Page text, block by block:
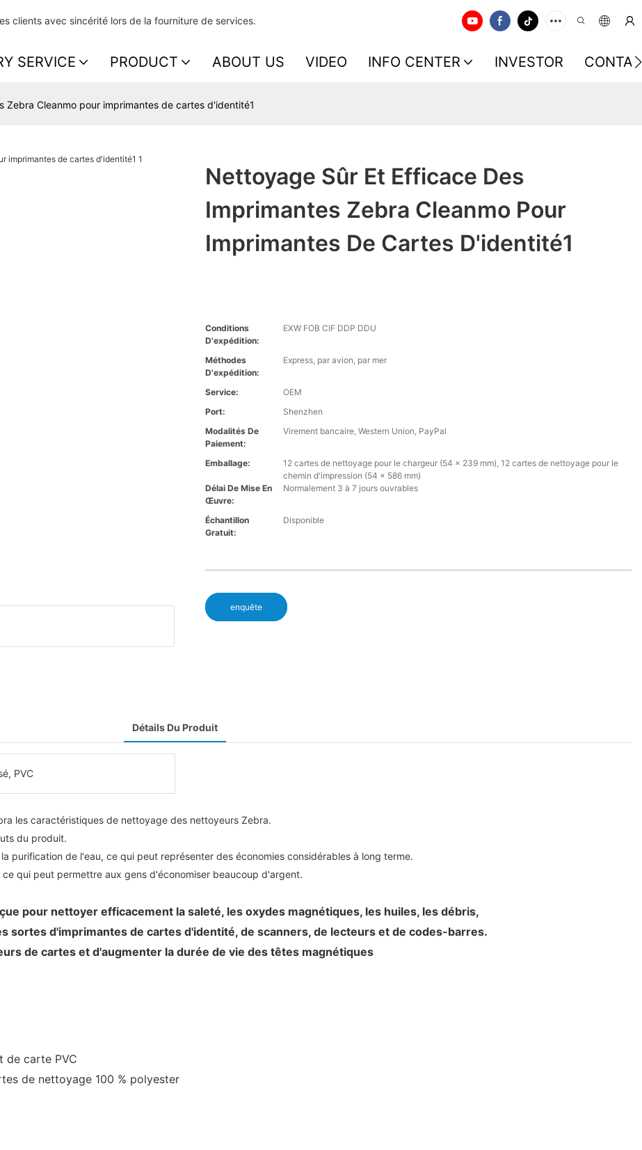
clients avec sincérité lors de la fourniture de services.
SERVICE PRODUCT ABOUT US VIDEO INFO CENTER INVESTOR
Cleanmo pour imprimantes de cartes d'identité1
Nettoyage Sûr Et Efficace Des
Imprimantes Zebra Cleanmo Pour
Imprimantes De Cartes D'identité1
Conditions
D'expédition:
EXW FOB CIF DDP DDU
Méthodes
D'expédition:
Express, par avion, par mer
Service:
OEM
Port:
Shenzhen
Modalités De
Paiement:
Virement bancaire, Western Union, PayPal
Emballage:
12 cartes de nettoyage pour le chargeur (54 x 239 mm), 12 cartes de nettoyage pour le
chemin d'impression (54 x 586 mm)
Délai De Mise En
Œuvre:
Normalement 3 à 7 jours ouvrables
Échantillon
Gratuit:
Disponible
enquête
Détails Du Produit
PVC
les caractéristiques de nettoyage des nettoyeurs Zebra.
du produit.
purification de l'eau, ce qui peut représenter des économies considérables à long terme.
qui peut permettre aux gens d'économiser beaucoup d'argent.
pour nettoyer efficacement la saleté, les oxydes magnétiques, les huiles, les débris,
sortes d'imprimantes de cartes d'identité, de scanners, de lecteurs et de codes-barres.
de cartes et d'augmenter la durée de vie des têtes magnétiques
de carte PVC
de nettoyage 100 % polyester